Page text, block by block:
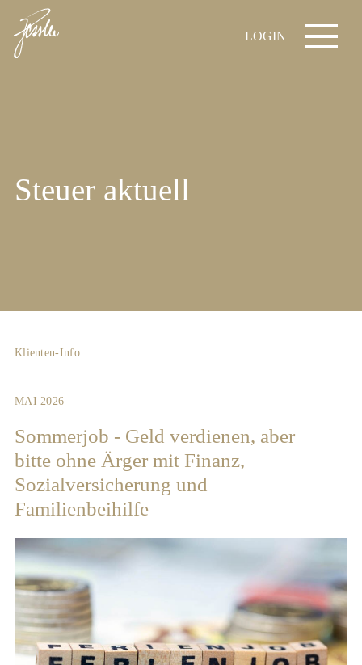
LOGIN
Steuer aktuell
Klienten-Info
MAI 2026
Sommerjob - Geld verdienen, aber
bitte ohne Ärger mit Finanz,
Sozialversicherung und
Familienbeihilfe